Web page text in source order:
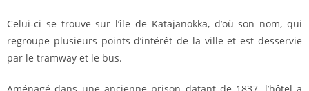
Celui-ci se trouve sur l’île de Katajanokka, d’où son nom, qui
regroupe plusieurs points d’intérêt de la ville et est desservie
par le tramway et le bus.